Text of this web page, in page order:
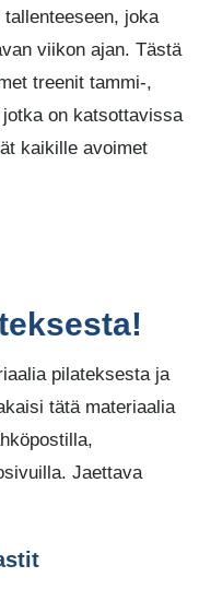
joka
viikon ajan. Tästä
treenit tammi-,
on katsottavissa
kaikille avoimet
pilateksesta ja
tätä materiaalia
Jaettava